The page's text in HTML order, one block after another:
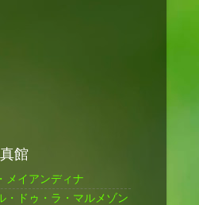
館
メイアンディナ
・ドゥ・ラ・マルメゾン